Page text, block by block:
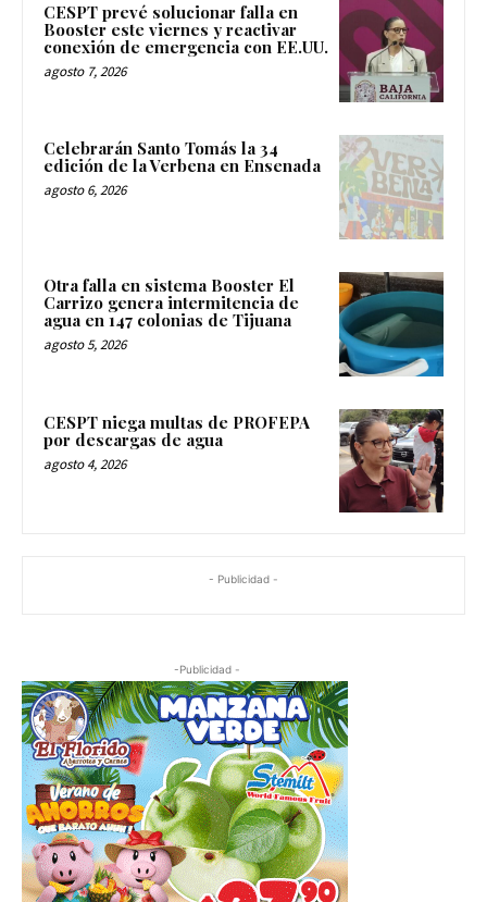
CESPT prevé solucionar falla en
Booster este viernes y reactivar
conexión de emergencia con EE.UU.
agosto 7, 2026
Celebrarán Santo Tomás la 34
edición de la Verbena en Ensenada
agosto 6, 2026
Otra falla en sistema Booster El
Carrizo genera intermitencia de
agua en 147 colonias de Tijuana
agosto 5, 2026
CESPT niega multas de PROFEPA
por descargas de agua
agosto 4, 2026
- Publicidad -
-Publicidad -